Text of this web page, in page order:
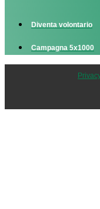
Diventa volontario
Campagna 5x1000